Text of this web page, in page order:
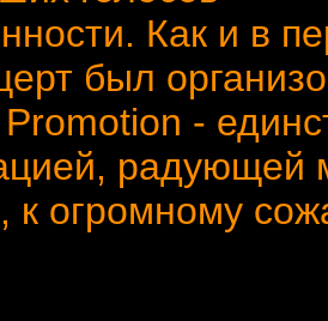
Как и в
был
-
радующей
к огромному